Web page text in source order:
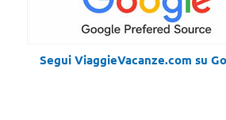
Segui ViaggieVacanze.com su